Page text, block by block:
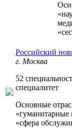
Российский
г. Москва
52
специалитет
Основные
«гуманитарные
«сфера